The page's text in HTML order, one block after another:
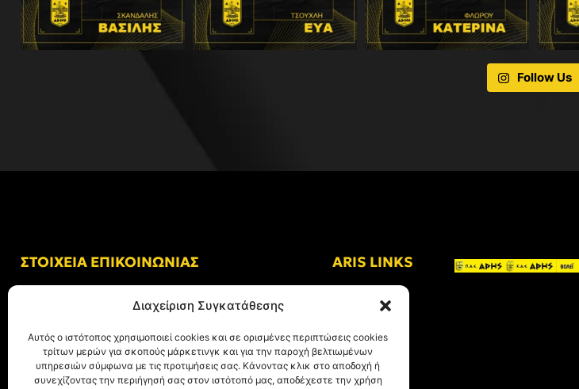
Διαχείριση Συγκατάθεσης
Αυτός ο ιστότοπος χρησιμοποιεί cookies και σε ορισμένες περιπτώσεις cookies
τρίτων μερών για σκοπούς μάρκετινγκ και για την παροχή βελτιωμένων
υπηρεσιών σύμφωνα με τις προτιμήσεις σας. Κάνοντας κλικ στο αποδοχή ή
συνεχίζοντας την περιήγησή σας στον ιστότοπό μας, αποδέχεστε την χρήση
Follow Us
ΣΤΟΙΧΕΙΑ ΕΠΙΚΟΙΝΩΝΙΑΣ
Αλκμήνης 69, Χαριλάου
Τ.Κ. 54249 Θεσσαλονίκη
Tηλ. Επικοινωνίας:+30 (2310) 305 402
ARIS LINKS